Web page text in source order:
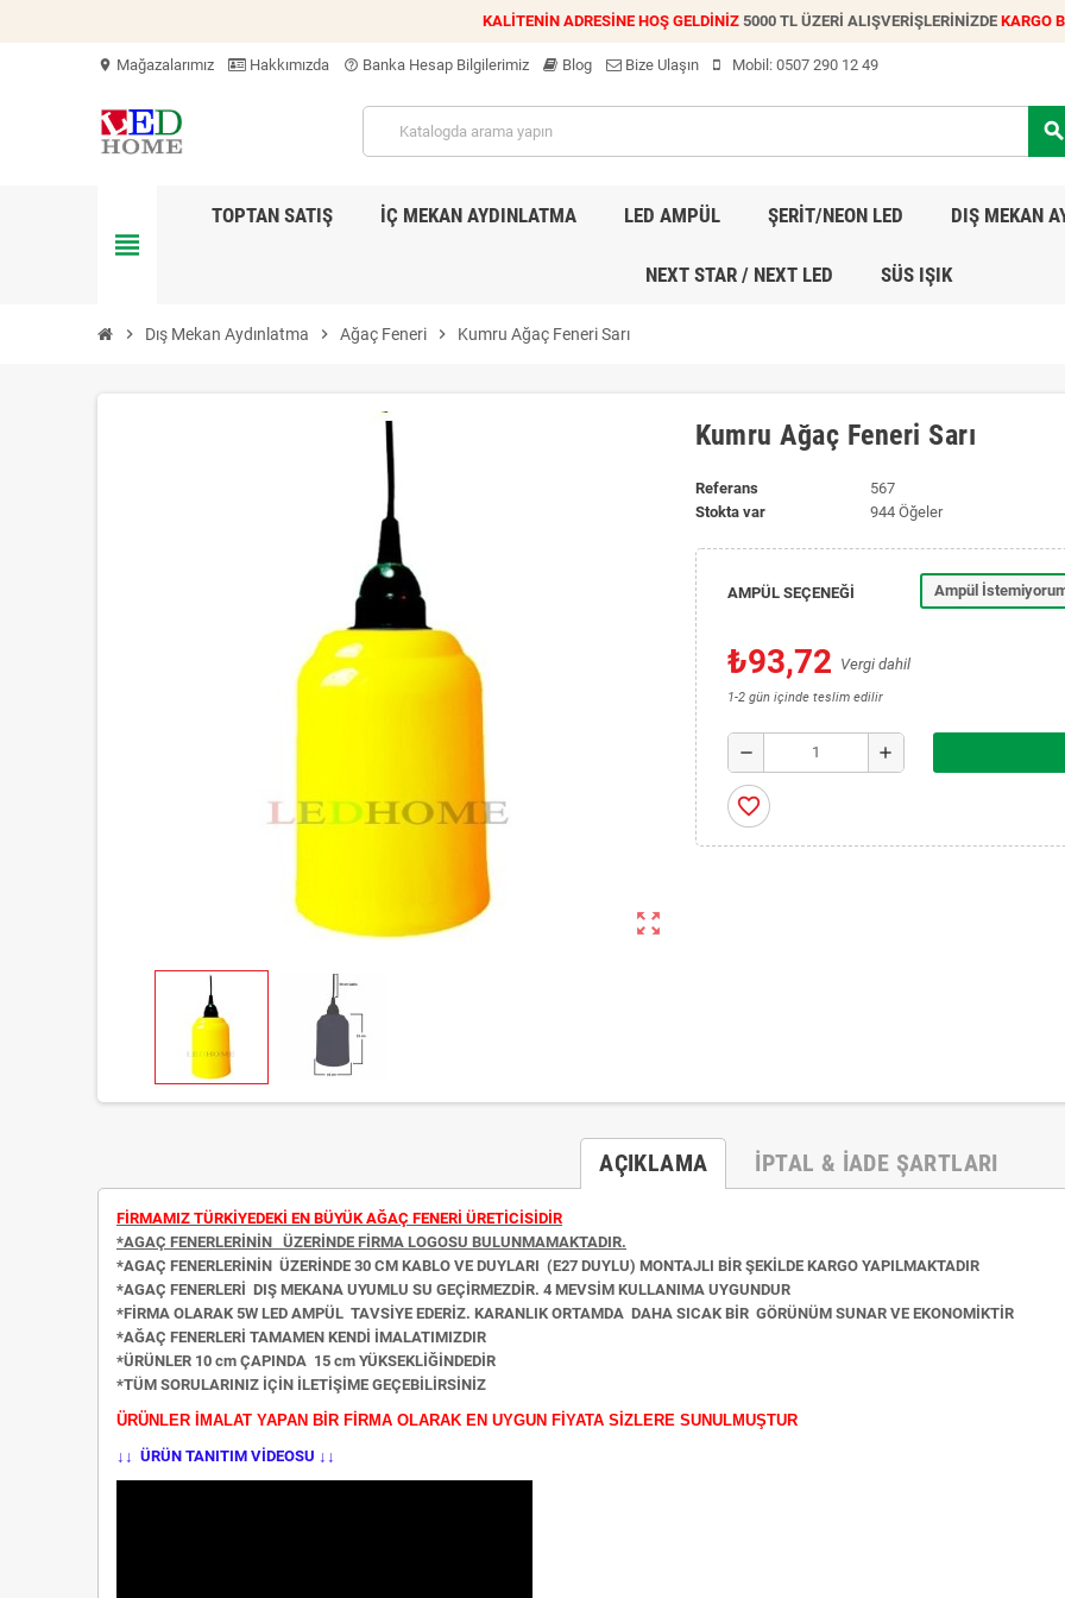
KALİTENİN ADRESİNE HOŞ GELDİNİZ 5000 TL ÜZERİ ALIŞVERİŞLERİNİZDE KARGO
location_on Mağazalarımız Hakkımızda help_outline Banka Hesap Bilgilerimiz Blog Bize Ulaşın Mobil: 0507 290 12 49
search
view_headline
TOPTAN SATIŞ İÇ MEKAN AYDINLATMA LED AMPÜL ŞERİT/NEON LED DIŞ MEKAN
NEXT STAR / NEXT LED SÜS IŞIK
chevron_right Dış Mekan Aydınlatma chevron_right Ağaç Feneri chevron_right Kumru Ağaç Feneri Sarı
zoom_out_map
Kumru Ağaç Feneri Sarı
Referans
567
Stokta var
944 Öğeler
AMPÜL SEÇENEĞİ Ampül
₺93,72 Vergi dahil
1-2 gün içinde teslim edilir
remove add
favorite_border
AÇIKLAMA İPTAL & İADE ŞARTLARI
FİRMAMIZ TÜRKİYEDEKİ EN BÜYÜK AĞAÇ FENERİ ÜRETİCİSİDİR
*AGAÇ FENERLERİNİN ÜZERİNDE FİRMA LOGOSU BULUNMAMAKTADIR.
*AGAÇ FENERLERİNİN ÜZERİNDE 30 CM KABLO VE DUYLARI (E27 DUYLU) MONTAJLI BİR ŞEKİLDE KARGO YAPILMAKTADIR
*AGAÇ FENERLERİ DIŞ MEKANA UYUMLU SU GEÇİRMEZDİR. 4 MEVSİM KULLANIMA UYGUNDUR
*FİRMA OLARAK 5W LED AMPÜL TAVSİYE EDERİZ. KARANLIK ORTAMDA DAHA SICAK BİR GÖRÜNÜM SUNAR VE EKONOMİKTİR
*AĞAÇ FENERLERİ TAMAMEN KENDİ İMALATIMIZDIR
*ÜRÜNLER 10 cm ÇAPINDA 15 cm YÜKSEKLİĞİNDEDİR
*TÜM SORULARINIZ İÇİN İLETİŞİME GEÇEBİLİRSİNİZ
ÜRÜNLER İMALAT YAPAN BİR FİRMA OLARAK EN UYGUN FİYATA SİZLERE SUNULMUŞTUR
↓↓ ÜRÜN TANITIM VİDEOSU ↓↓